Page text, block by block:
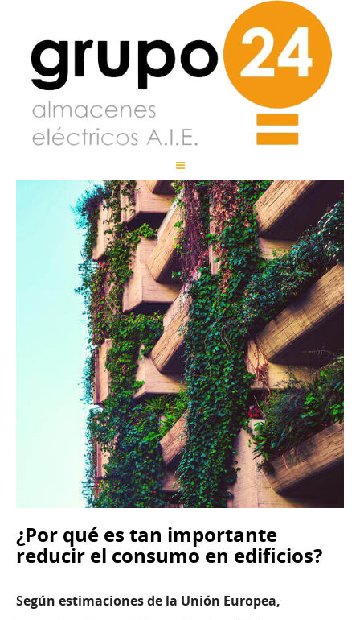
¿Por qué es tan importante
reducir el consumo en edificios?
Según estimaciones de la Unión Europea,